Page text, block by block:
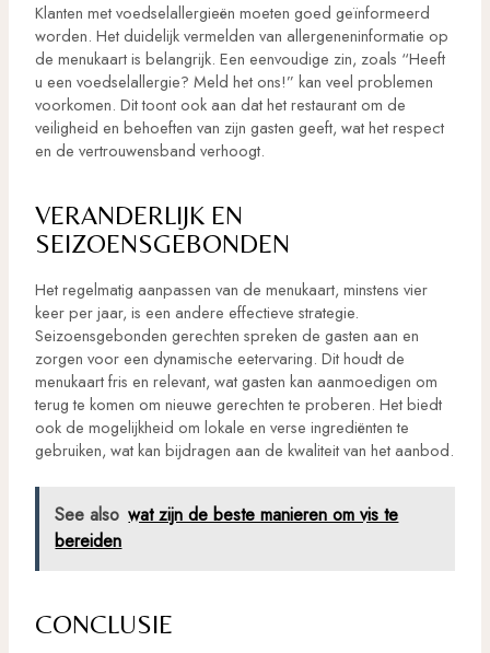
Klanten met voedselallergieën moeten goed geïnformeerd
worden. Het duidelijk vermelden van allergeneninformatie op
de menukaart is belangrijk. Een eenvoudige zin, zoals “Heeft
u een voedselallergie? Meld het ons!” kan veel problemen
voorkomen. Dit toont ook aan dat het restaurant om de
veiligheid en behoeften van zijn gasten geeft, wat het respect
en de vertrouwensband verhoogt.
VERANDERLIJK EN
SEIZOENSGEBONDEN
Het regelmatig aanpassen van de menukaart, minstens vier
keer per jaar, is een andere effectieve strategie.
Seizoensgebonden gerechten spreken de gasten aan en
zorgen voor een dynamische eetervaring. Dit houdt de
menukaart fris en relevant, wat gasten kan aanmoedigen om
terug te komen om nieuwe gerechten te proberen. Het biedt
ook de mogelijkheid om lokale en verse ingrediënten te
gebruiken, wat kan bijdragen aan de kwaliteit van het aanbod.
See also wat zijn de beste manieren om vis te
bereiden
CONCLUSIE